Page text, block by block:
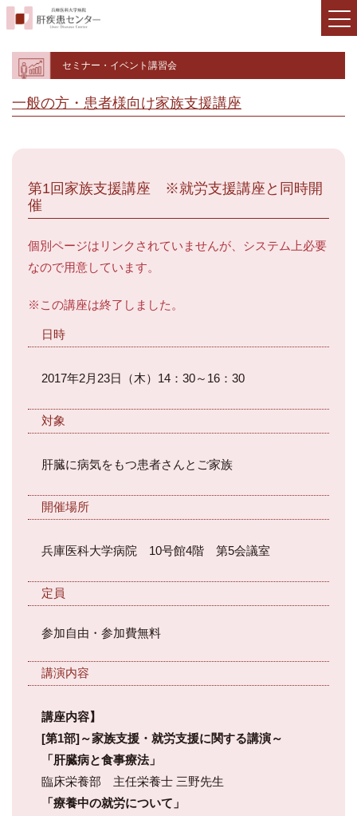
セミナー・イベント講習会
一般の方・患者様向け家族支援講座
第1回家族支援講座 ※就労支援講座と同時開
催
個別ページはリンクされていませんが、システム上必要
なので用意しています。
※この講座は終了しました。
日時
2017年2月23日（木）14：30～16：30
対象
肝臓に病気をもつ患者さんとご家族
開催場所
兵庫医科大学病院 10号館4階 第5会議室
定員
参加自由・参加費無料
講演内容
講座内容】
[第1部]～家族支援・就労支援に関する講演～
「肝臓病と食事療法」
臨床栄養部 主任栄養士 三野先生
「療養中の就労について」